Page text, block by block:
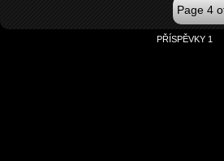
Page 4
PŘÍSPĚVKY 1